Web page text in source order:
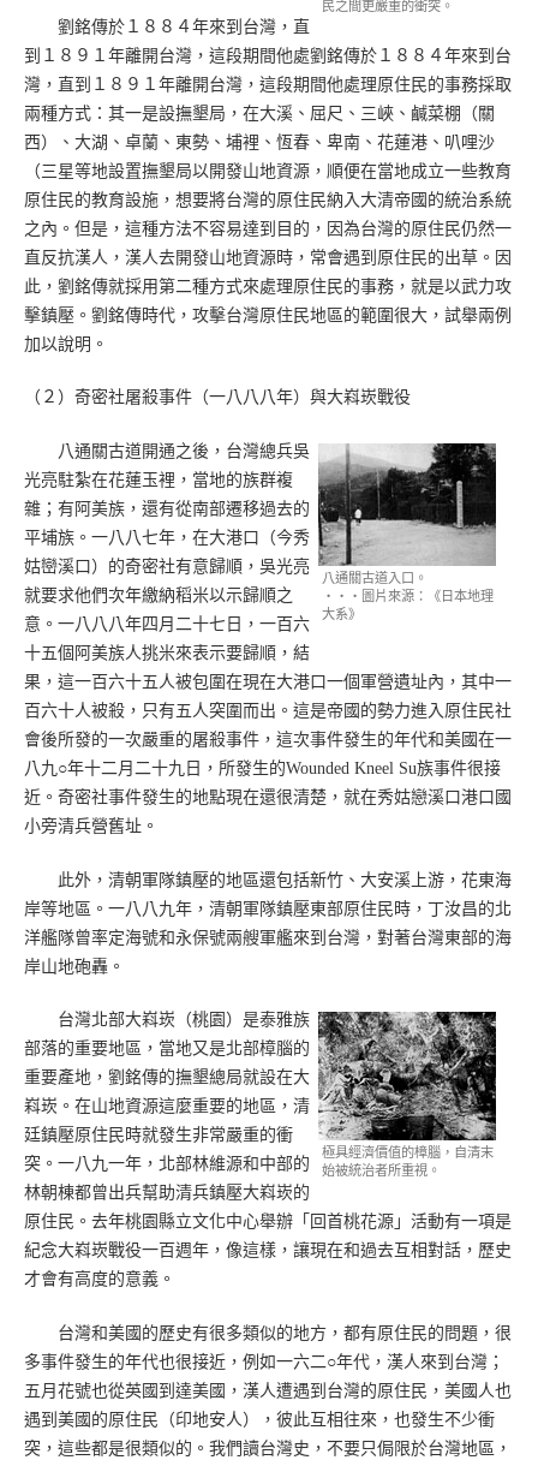
民之間更嚴重的衝突。
劉銘傳於１８８４年來到台灣，直
到１８９１年離開台灣，這段期間他處劉銘傳於１８８４年來到台
灣，直到１８９１年離開台灣，這段期間他處理原住民的事務採取
兩種方式：其一是設撫墾局，在大溪、屈尺、三峽、鹹菜棚（關
西）、大湖、卓蘭、東勢、埔裡、恆春、卑南、花蓮港、叭哩沙
（三星等地設置撫墾局以開發山地資源，順便在當地成立一些教育
原住民的教育設施，想要將台灣的原住民納入大清帝國的統治系統
之內。但是，這種方法不容易達到目的，因為台灣的原住民仍然一
直反抗漢人，漢人去開發山地資源時，常會遇到原住民的出草。因
此，劉銘傳就採用第二種方式來處理原住民的事務，就是以武力攻
擊鎮壓。劉銘傳時代，攻擊台灣原住民地區的範圍很大，試舉兩例
加以說明。
（２）奇密社屠殺事件（一八八八年）與大嵙崁戰役
八通關古道入口。
‧‧‧圖片來源：《日本地理
大系》
八通關古道開通之後，台灣總兵吳
光亮駐紮在花蓮玉裡，當地的族群複
雜；有阿美族，還有從南部遷移過去的
平埔族。一八八七年，在大港口（今秀
姑巒溪口）的奇密社有意歸順，吳光亮
就要求他們次年繳納稻米以示歸順之
意。一八八八年四月二十七日，一百六
十五個阿美族人挑米來表示要歸順，結
果，這一百六十五人被包圍在現在大港口一個軍營遺址內，其中一
百六十人被殺，只有五人突圍而出。這是帝國的勢力進入原住民社
會後所發的一次嚴重的屠殺事件，這次事件發生的年代和美國在一
八九○年十二月二十九日，所發生的Wounded Kneel Su族事件很接
近。奇密社事件發生的地點現在還很清楚，就在秀姑戀溪口港口國
小旁清兵營舊址。
此外，清朝軍隊鎮壓的地區還包括新竹、大安溪上游，花東海
岸等地區。一八八九年，清朝軍隊鎮壓東部原住民時，丁汝昌的北
洋艦隊曾率定海號和永保號兩艘軍艦來到台灣，對著台灣東部的海
岸山地砲轟。
極具經濟價值的樟腦，自清末
始被統治者所重視。
台灣北部大嵙崁（桃園）是泰雅族
部落的重要地區，當地又是北部樟腦的
重要產地，劉銘傳的撫墾總局就設在大
嵙崁。在山地資源這麼重要的地區，清
廷鎮壓原住民時就發生非常嚴重的衝
突。一八九一年，北部林維源和中部的
林朝棟都曾出兵幫助清兵鎮壓大嵙崁的
原住民。去年桃園縣立文化中心舉辦「回首桃花源」活動有一項是
紀念大嵙崁戰役一百週年，像這樣，讓現在和過去互相對話，歷史
才會有高度的意義。
台灣和美國的歷史有很多類似的地方，都有原住民的問題，很
多事件發生的年代也很接近，例如一六二○年代，漢人來到台灣；
五月花號也從英國到達美國，漢人遭遇到台灣的原住民，美國人也
遇到美國的原住民（印地安人），彼此互相往來，也發生不少衝
突，這些都是很類似的。我們讀台灣史，不要只侷限於台灣地區，